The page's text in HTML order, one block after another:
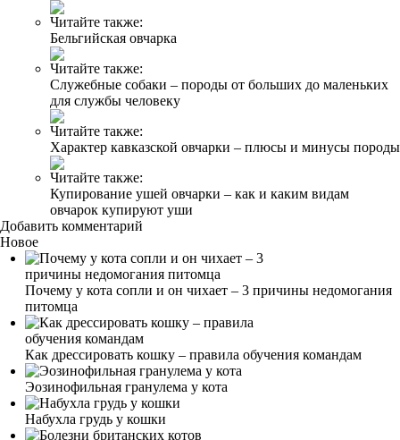
Читайте также:
Бельгийская овчарка
Читайте также:
Служебные собаки – породы от больших до маленьких
для службы человеку
Читайте также:
Характер кавказской овчарки – плюсы и минусы породы
Читайте также:
Купирование ушей овчарки – как и каким видам
овчарок купируют уши
Добавить комментарий
Новое
Почему у кота сопли и он чихает – 3 причины недомогания
питомца
Как дрессировать кошку – правила обучения командам
Эозинофильная гранулема у кота
Набухла грудь у кошки